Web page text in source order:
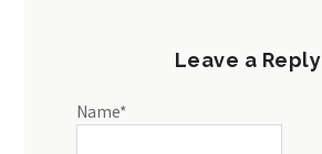
Leave a Reply
Name*